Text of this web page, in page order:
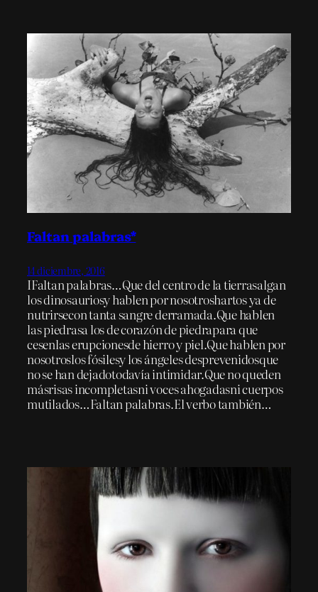
Faltan palabras*
14 diciembre, 2016
IFaltan palabras…Que del centro de la tierrasalgan
los dinosauriosy hablen por nosotroshartos ya de
nutrirsecon tanta sangre derramada.Que hablen
las piedrasa los de corazón de piedrapara que
cesenlas erupcionesde hierro y piel.Que hablen por
nosotroslos fósilesy los ángeles desprevenidosque
no se han dejadotodavía intimidar.Que no queden
másrisas incompletasni voces ahogadasni cuerpos
mutilados…Faltan palabras.El verbo también…